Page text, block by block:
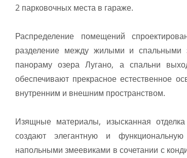
2 парковочных места в гараже.
Распределение помещений
разделение между жилыми и спальными
панораму озера Лугано, а спальни
обеспечивают прекрасное естественное
внутренним и внешним пространством.
Изящные материалы, изысканная
создают элегантную и
напольными змеевиками в сочетании с